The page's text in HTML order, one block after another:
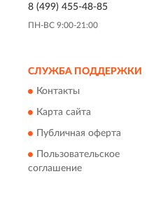
8 (499) 455-48-85
ПН-ВС 9:00-21:00
СЛУЖБА ПОДДЕРЖКИ
Контакты
Карта сайта
Публичная оферта
Пользовательское
соглашение